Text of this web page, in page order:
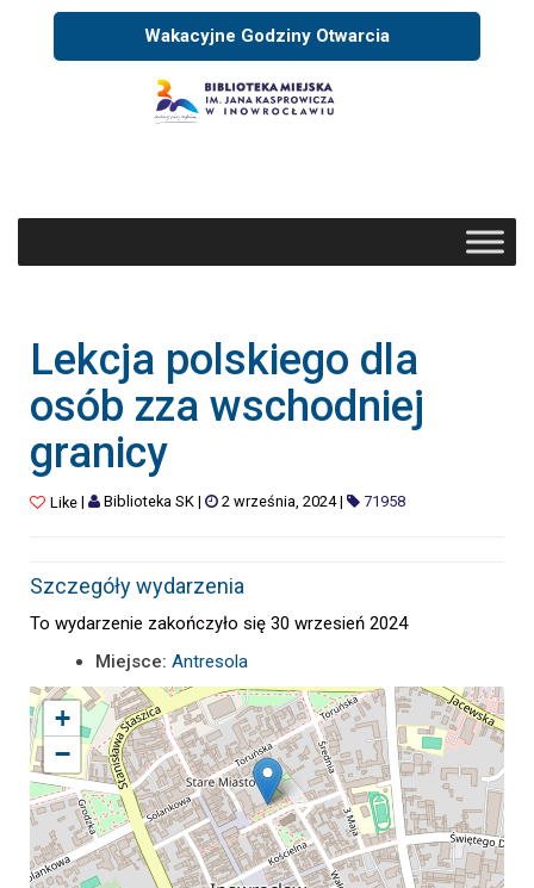
Wakacyjne Godziny Otwarcia
Lekcja polskiego dla
osób zza wschodniej
granicy
Like| Biblioteka SK| 2 września, 2024| 71958
Szczegóły wydarzenia
To wydarzenie zakończyło się 30 wrzesień 2024
Miejsce: Antresola
+
−